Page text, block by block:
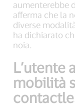
aumenterebbe
afferma che la
diverse
ha dichiarato
noia.
L’utente
mobilità